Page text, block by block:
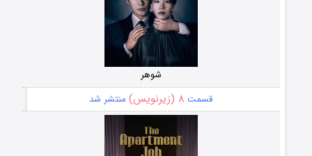
شوهر
قسمت ۸ (زیرنویس) منتشر شد